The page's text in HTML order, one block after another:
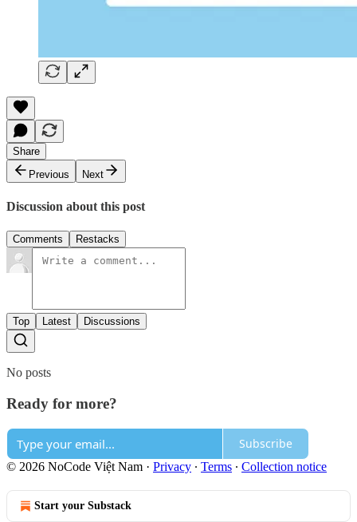
Share
Previous
Next
Discussion about this post
Comments Restacks
Top Latest Discussions
No posts
Ready for more?
Subscribe
© 2026 NoCode Việt Nam · Privacy ∙ Terms ∙ Collection notice
Start your Substack